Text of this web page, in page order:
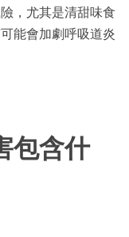
，尤其是清甜味食
能會加劇呼吸道炎
包含什